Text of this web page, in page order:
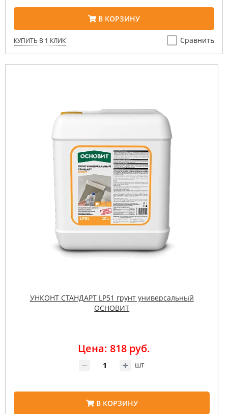
В КОРЗИНУ
КУПИТЬ В 1 КЛИК Сравнить
УНКОНТ СТАНДАРТ LP51 грунт универсальный
ОСНОВИТ
Цена: 818 руб.
шт
В КОРЗИНУ